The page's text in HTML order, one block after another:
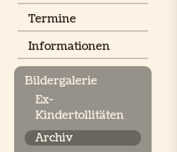
Termine
Informationen
Bildergalerie
Ex-
Kindertollitäten
Archiv